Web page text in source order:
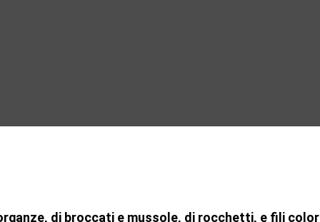
di broccati e mussole, di rocchetti, e fili